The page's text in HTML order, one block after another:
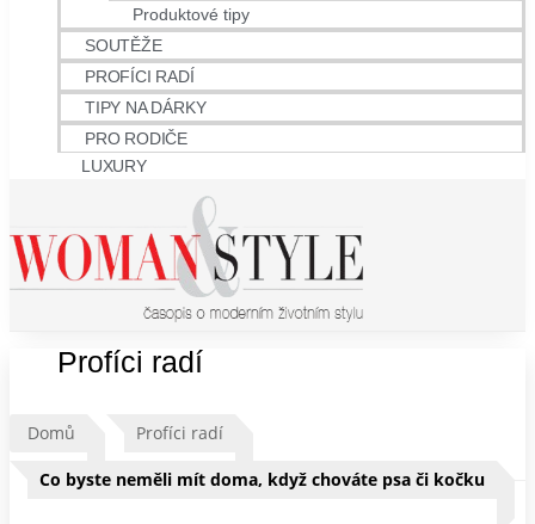
Produktové tipy
SOUTĚŽE
PROFÍCI RADÍ
TIPY NA DÁRKY
PRO RODIČE
LUXURY
Profíci radí
Domů Profíci radí
Co byste neměli mít doma, když chováte psa či kočku